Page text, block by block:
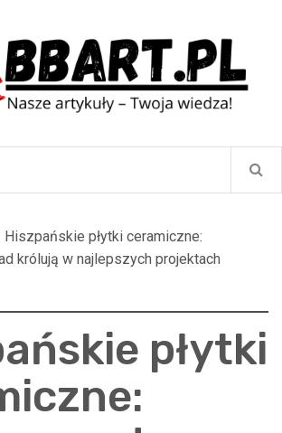
Hiszpańskie płytki ceramiczne:
królują w najlepszych projektach
płytki